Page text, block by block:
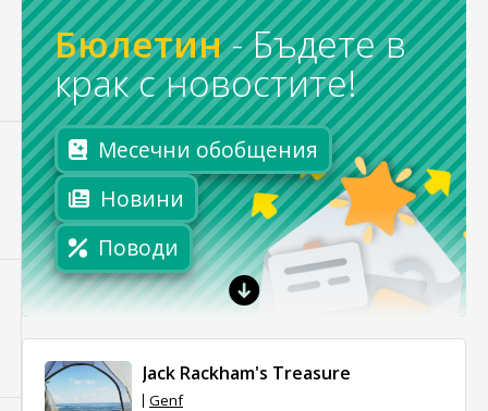
Бюлетин -Бъдете в
крак с новостите!
Месечни обобщения
Новини
Поводи
Jack Rackham's Treasure
Genf